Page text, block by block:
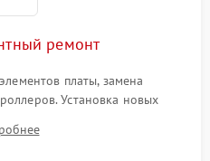
ремонт
платы, замена
Установка новых
затвора или двигателя
геометрии тубуса объектива